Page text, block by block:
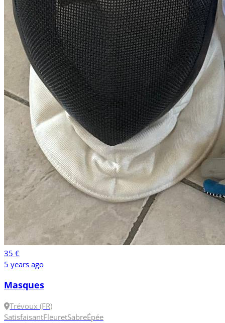
35 €
5 years ago
Masques
Trévoux (FR)
SatisfaisantFleuretSabreÉpée